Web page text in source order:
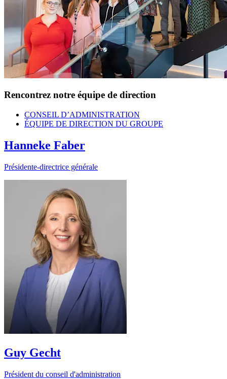
Rencontrez notre équipe de direction
CONSEIL D’ADMINISTRATION
ÉQUIPE DE DIRECTION DU GROUPE
Hanneke Faber
Présidente-directrice générale
Guy Gecht
Président du conseil d'administration